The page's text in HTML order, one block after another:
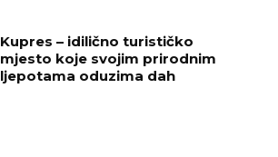
Kupres – idilično turističko
mjesto koje svojim prirodnim
ljepotama oduzima dah